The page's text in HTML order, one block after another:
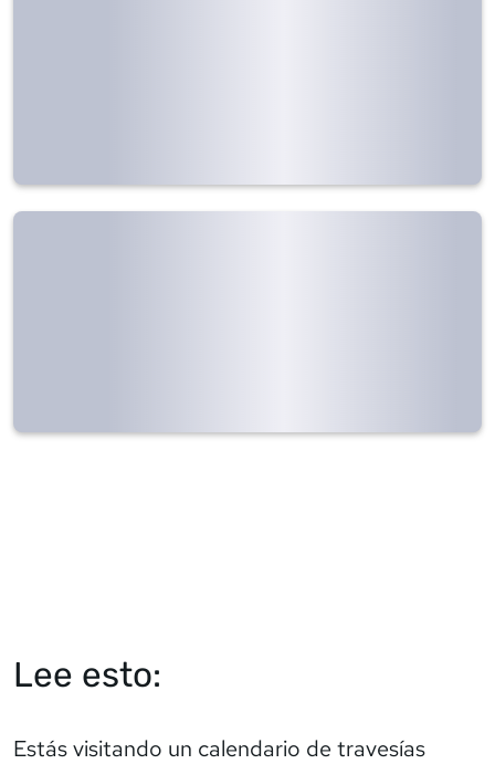
Lee esto:
Estás visitando un calendario de travesías